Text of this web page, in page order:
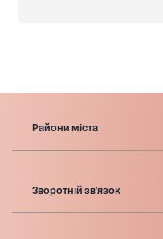
Райони міста
Зворотній зв'язок